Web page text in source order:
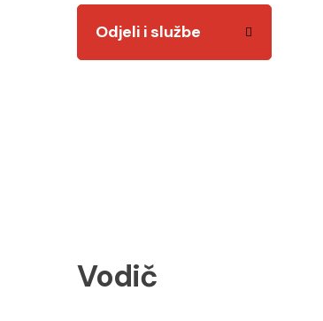
Odjeli i službe
Vodič